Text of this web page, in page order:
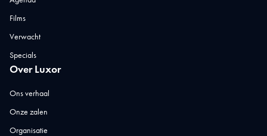
Films
Verwacht
Specials
Over Luxor
Ons verhaal
Onze zalen
Organisatie